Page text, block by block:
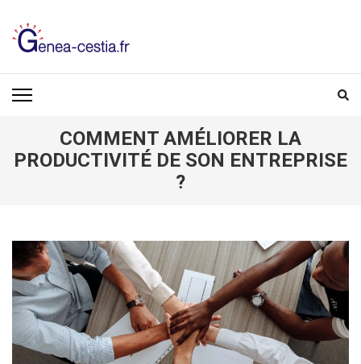
contenu
Entrée)
GENEA-CESTIA.FR
COMMENT AMÉLIORER LA
PRODUCTIVITÉ DE SON ENTREPRISE
?